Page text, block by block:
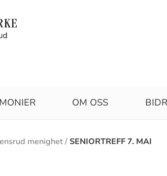
OM OSS
menighet SENIORTREFF 7. MAI